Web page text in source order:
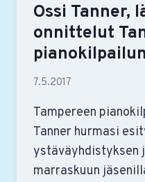
Ossi Tanner,
onnittelut
7.5.2017
Tampereen
Tanner hurmasi
ystäväyhdistyksen
marraskuun